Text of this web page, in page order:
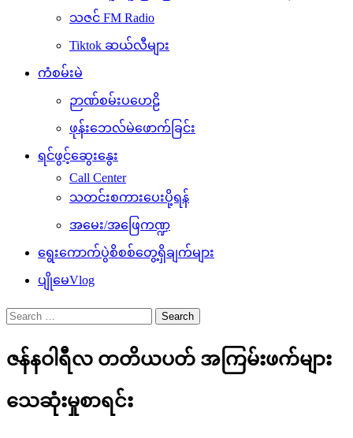
သဇင် FM Radio
Tiktok ဆယ်လီများ
ကံစမ်းမဲ
ဉာဏ်စမ်းပဟေဠိ
ဖုန်းဘေလ်မဲဖောက်ခြင်း
ရင်ဖွင့်ဆွေးနွေး
Call Center
သတင်းစကားပေးပို့ရန်
အမေး/အဖြေကဏ္ဍ
ရွေးကောက်ပွဲစိစစ်တွေ့ရှိချက်များ
ပျိုမေVlog
Search
for:
ဇန်နဝါရီလ တတိယပတ် အကြမ်းဖက်များ
သေဆုံးမှုစာရင်း